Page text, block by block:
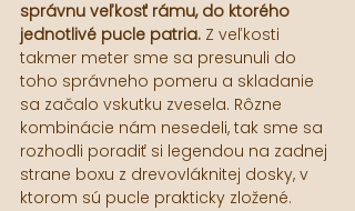
správnu veľkosť rámu, do ktorého
jednotlivé pucle patria. Z veľkosti
takmer meter sme sa presunuli do
toho správneho pomeru a skladanie
sa začalo vskutku zvesela. Rôzne
kombinácie nám nesedeli, tak sme sa
rozhodli poradiť si legendou na zadnej
strane boxu z drevovláknitej dosky, v
ktorom sú pucle prakticky zložené.